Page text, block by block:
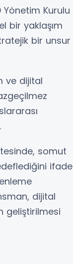
Yönetim Kurulu
bir yaklaşım
bir unsur
ve dijital
somut
ifade
dijital
geliştirilmesi